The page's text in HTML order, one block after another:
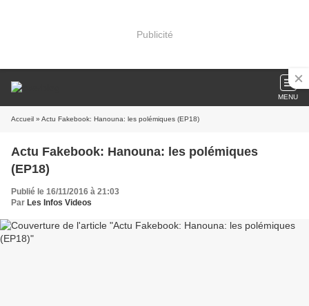
Publicité
MENU
Accueil » Actu Fakebook: Hanouna: les polémiques (EP18)
Actu Fakebook: Hanouna: les polémiques
(EP18)
Publié le 16/11/2016 à 21:03
Par Les Infos Videos